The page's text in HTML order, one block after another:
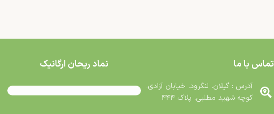
تماس با ما
آدرس : گیلان. لنگرود. خیابان آزادی.
کوچه شهید مطلبی. پلاک ۴۴۴
نماد ریحان ارگانیک